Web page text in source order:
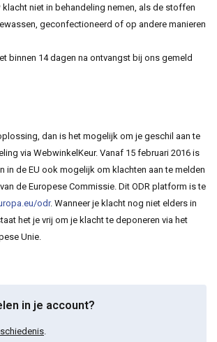
klacht niet in behandeling nemen, als de stoffen
geconfectioneerd of op andere manieren
binnen 14 dagen na ontvangst bij ons gemeld
dan is het mogelijk om je geschil aan te
via WebwinkelKeur. Vanaf 15 februari 2016 is
in de EU ook mogelijk om klachten aan te melden
de Europese Commissie. Dit ODR platform is te
odr. Wanneer je klacht nog niet elders in
het je vrij om je klacht te deponeren via het
Unie.
in je account?
.